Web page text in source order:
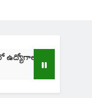
SVIMS Direct